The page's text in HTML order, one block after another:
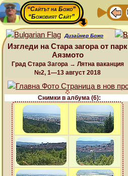
“Сайтът на Божо”
“Божовият Сайт”
Дизайнер Божо
Изгледи на Стара загора от парк
Аязмото
Град Стара Загора → Лятна ваканция
№2, 1—13 август 2018
Снимки в албума (6):